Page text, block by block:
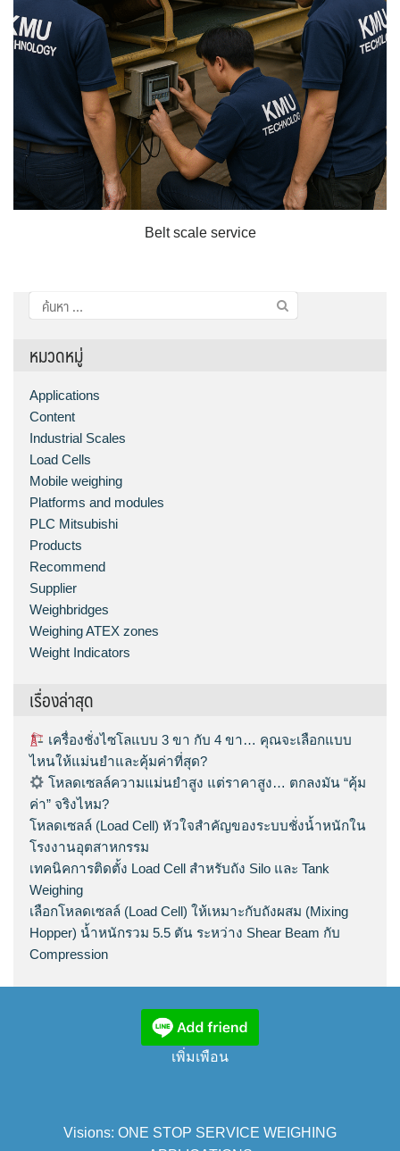
Belt scale service
ค้นหา
สำหรับ:
หมวดหมู่
Applications
Content
Industrial Scales
Load Cells
Mobile weighing
Platforms and modules
PLC Mitsubishi
Products
Recommend
Supplier
Weighbridges
Weighing ATEX zones
Weight Indicators
เรื่องล่าสุด
เครื่องชั่งไซโลแบบ 3 ขา กับ 4 ขา… คุณจะเลือกแบบ
ไหนให้แม่นยำและคุ้มค่าที่สุด?
โหลดเซลล์ความแม่นยำสูง แต่ราคาสูง… ตกลงมัน “คุ้ม
ค่า” จริงไหม?
โหลดเซลล์ (Load Cell) หัวใจสำคัญของระบบชั่งน้ำหนักใน
โรงงานอุตสาหกรรม
เทคนิคการติดตั้ง Load Cell สำหรับถัง Silo และ Tank
Weighing
เลือกโหลดเซลล์ (Load Cell) ให้เหมาะกับถังผสม (Mixing
Hopper) น้ำหนักรวม 5.5 ตัน ระหว่าง Shear Beam กับ
Compression
เพิ่มเพือน
Visions: ONE STOP SERVICE WEIGHING